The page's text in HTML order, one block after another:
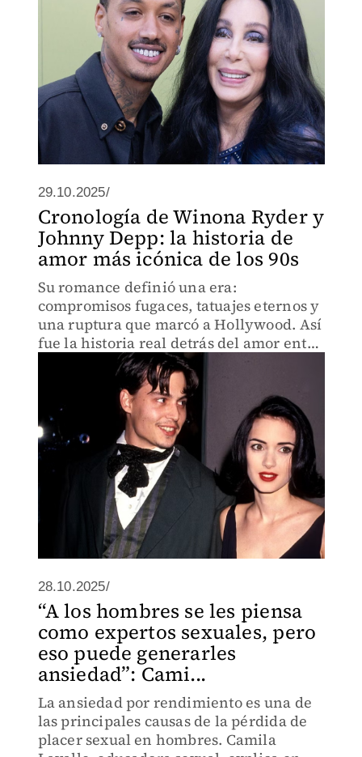
29.10.2025/
Cronología de Winona Ryder y
Johnny Depp: la historia de
amor más icónica de los 90s
Su romance definió una era:
compromisos fugaces, tatuajes eternos y
una ruptura que marcó a Hollywood. Así
fue la historia real detrás del amor entre
Winona Ryder y Johnny Depp.
28.10.2025/
“A los hombres se les piensa
como expertos sexuales, pero
eso puede generarles
ansiedad”: Cami...
La ansiedad por rendimiento es una de
las principales causas de la pérdida de
placer sexual en hombres. Camila